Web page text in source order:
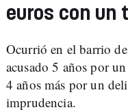
euros con un
Ocurrió en el barrio
acusado 5 años por
4 años más por un
imprudencia.